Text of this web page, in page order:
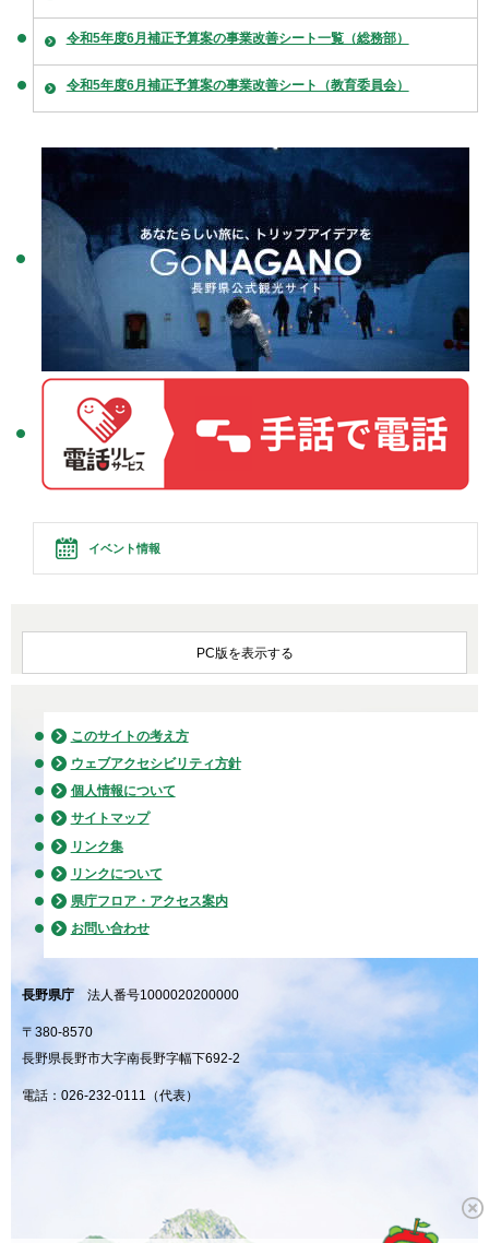
令和5年度6月補正予算案の事業改善シート一覧（総務部）
令和5年度6月補正予算案の事業改善シート（教育委員会）
イベント情報
PC版を表示する
このサイトの考え方
ウェブアクセシビリティ方針
個人情報について
サイトマップ
リンク集
リンクについて
県庁フロア・アクセス案内
お問い合わせ
長野県庁 法人番号1000020200000
〒380-8570
長野県長野市大字南長野字幅下692-2
電話：026-232-0111（代表）